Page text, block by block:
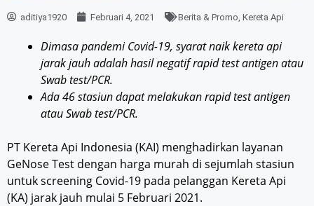
aditiya1920 Februari 4, 2021 Berita & Promo Kereta Api
Dimasa pandemi Covid-19, syarat naik kereta api
jarak jauh adalah hasil negatif rapid test antigen atau
Swab test/PCR.
Ada 46 stasiun dapat melakukan rapid test antigen
atau Swab test/PCR.
PT Kereta Api Indonesia (KAI) menghadirkan layanan
GeNose Test dengan harga murah di sejumlah stasiun
untuk screening Covid-19 pada pelanggan Kereta Api
(KA) jarak jauh mulai 5 Februari 2021.